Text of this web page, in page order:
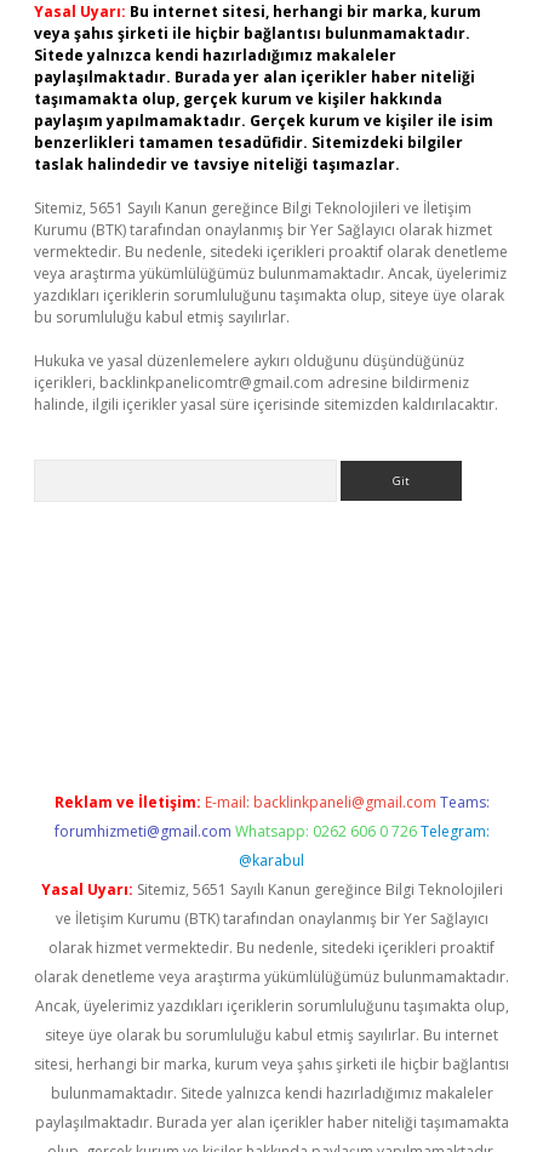
Yasal Uyarı: Bu internet sitesi, herhangi bir marka, kurum
veya şahıs şirketi ile hiçbir bağlantısı bulunmamaktadır.
Sitede yalnızca kendi hazırladığımız makaleler
paylaşılmaktadır. Burada yer alan içerikler haber niteliği
taşımamakta olup, gerçek kurum ve kişiler hakkında
paylaşım yapılmamaktadır. Gerçek kurum ve kişiler ile isim
benzerlikleri tamamen tesadüfidir. Sitemizdeki bilgiler
taslak halindedir ve tavsiye niteliği taşımazlar.
Sitemiz, 5651 Sayılı Kanun gereğince Bilgi Teknolojileri ve İletişim
Kurumu (BTK) tarafından onaylanmış bir Yer Sağlayıcı olarak hizmet
vermektedir. Bu nedenle, sitedeki içerikleri proaktif olarak denetleme
veya araştırma yükümlülüğümüz bulunmamaktadır. Ancak, üyelerimiz
yazdıkları içeriklerin sorumluluğunu taşımakta olup, siteye üye olarak
bu sorumluluğu kabul etmiş sayılırlar.
Hukuka ve yasal düzenlemelere aykırı olduğunu düşündüğünüz
içerikleri, backlinkpanelicomtr@gmail.com adresine bildirmeniz
halinde, ilgili içerikler yasal süre içerisinde sitemizden kaldırılacaktır.
Reklam ve İletişim: E-mail: backlinkpaneli@gmail.com Teams:
forumhizmeti@gmail.com Whatsapp: 0262 606 0 726 Telegram:
@karabul
Yasal Uyarı: Sitemiz, 5651 Sayılı Kanun gereğince Bilgi Teknolojileri
ve İletişim Kurumu (BTK) tarafından onaylanmış bir Yer Sağlayıcı
olarak hizmet vermektedir. Bu nedenle, sitedeki içerikleri proaktif
olarak denetleme veya araştırma yükümlülüğümüz bulunmamaktadır.
Ancak, üyelerimiz yazdıkları içeriklerin sorumluluğunu taşımakta olup,
siteye üye olarak bu sorumluluğu kabul etmiş sayılırlar. Bu internet
sitesi, herhangi bir marka, kurum veya şahıs şirketi ile hiçbir bağlantısı
bulunmamaktadır. Sitede yalnızca kendi hazırladığımız makaleler
paylaşılmaktadır. Burada yer alan içerikler haber niteliği taşımamakta